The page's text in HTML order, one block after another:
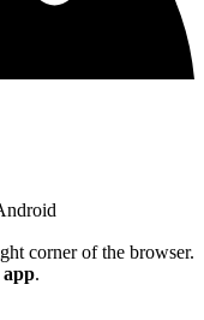
corner of the browser.
.